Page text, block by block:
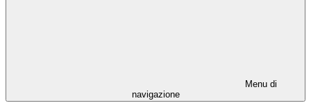
Menu di
navigazione